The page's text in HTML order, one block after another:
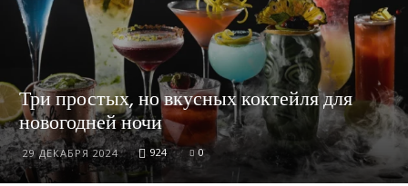
Три простых, но вкусных коктейля для
новогодней ночи
29 ДЕКАБРЯ 2024 924 0